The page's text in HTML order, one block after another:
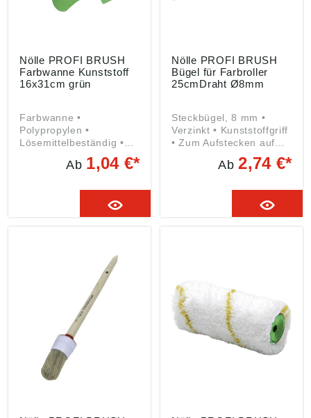
Nölle PROFI BRUSH
Farbwanne Kunststoff
16x31cm grün
Farbwanne •
Polypropylen •
Lösemittelbeständig •
Bruchfest • Abstreifrillen
Angaben gemäß
dnung ((EU) 2023/998):
Bürsten- & Pinseltechnik
Ab 1,04 €*
Nölle PROFI BRUSH
Bügel für Farbroller
25cmDraht Ø8mm
Steckbügel, 8 mm •
Verzinkt • Kunststoffgriff
• Zum Aufstecken auf
Teleskopstangen
Produktsicherheitsveror
dnung ((EU) 2023/998):
Nölle Profi Brush
Ab2,74 €*